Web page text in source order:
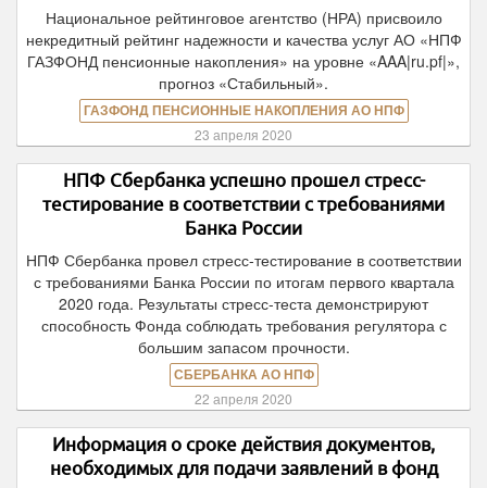
Национальное рейтинговое агентство (НРА) присвоило
некредитный рейтинг надежности и качества услуг АО «НПФ
ГАЗФОНД пенсионные накопления» на уровне «AAA|ru.pf|»,
прогноз «Стабильный».
ГАЗФОНД ПЕНСИОННЫЕ НАКОПЛЕНИЯ АО НПФ
23 апреля 2020
НПФ Сбербанка успешно прошел стресс-
тестирование в соответствии с требованиями
Банка России
НПФ Сбербанка провел стресс-тестирование в соответствии
с требованиями Банка России по итогам первого квартала
2020 года. Результаты стресс-теста демонстрируют
способность Фонда соблюдать требования регулятора с
большим запасом прочности.
СБЕРБАНКА АО НПФ
22 апреля 2020
Информация о сроке действия документов,
необходимых для подачи заявлений в фонд